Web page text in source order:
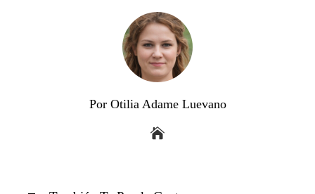
Por Otilia Adame Luevano